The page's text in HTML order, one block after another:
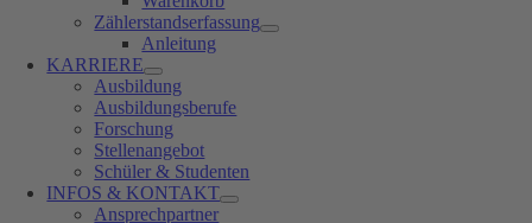
Zählerstandserfassung
Anleitung
KARRIERE
Ausbildung
Ausbildungsberufe
Forschung
Stellenangebot
Schüler & Studenten
INFOS & KONTAKT
Ansprechpartner